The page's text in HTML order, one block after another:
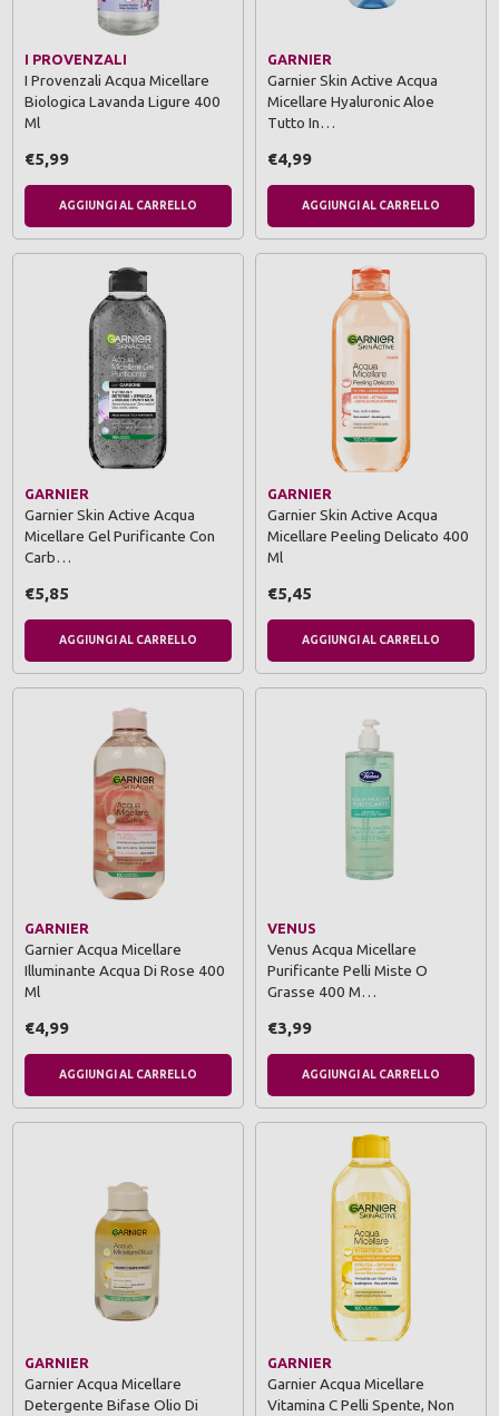
I PROVENZALI
I Provenzali Acqua Micellare
Biologica Lavanda Ligure 400
Ml
€5,99
AGGIUNGI AL CARRELLO
GARNIER
Garnier Skin Active Acqua
Micellare Hyaluronic Aloe
Tutto In…
€4,99
AGGIUNGI AL CARRELLO
GARNIER
Garnier Skin Active Acqua
Micellare Gel Purificante Con
Carb…
€5,85
AGGIUNGI AL CARRELLO
GARNIER
Garnier Skin Active Acqua
Micellare Peeling Delicato 400
Ml
€5,45
AGGIUNGI AL CARRELLO
GARNIER
Garnier Acqua Micellare
Illuminante Acqua Di Rose 400
Ml
€4,99
AGGIUNGI AL CARRELLO
VENUS
Venus Acqua Micellare
Purificante Pelli Miste O
Grasse 400 M…
€3,99
AGGIUNGI AL CARRELLO
GARNIER
Garnier Acqua Micellare
Detergente Bifase Olio Di
GARNIER
Garnier Acqua Micellare
Vitamina C Pelli Spente, Non